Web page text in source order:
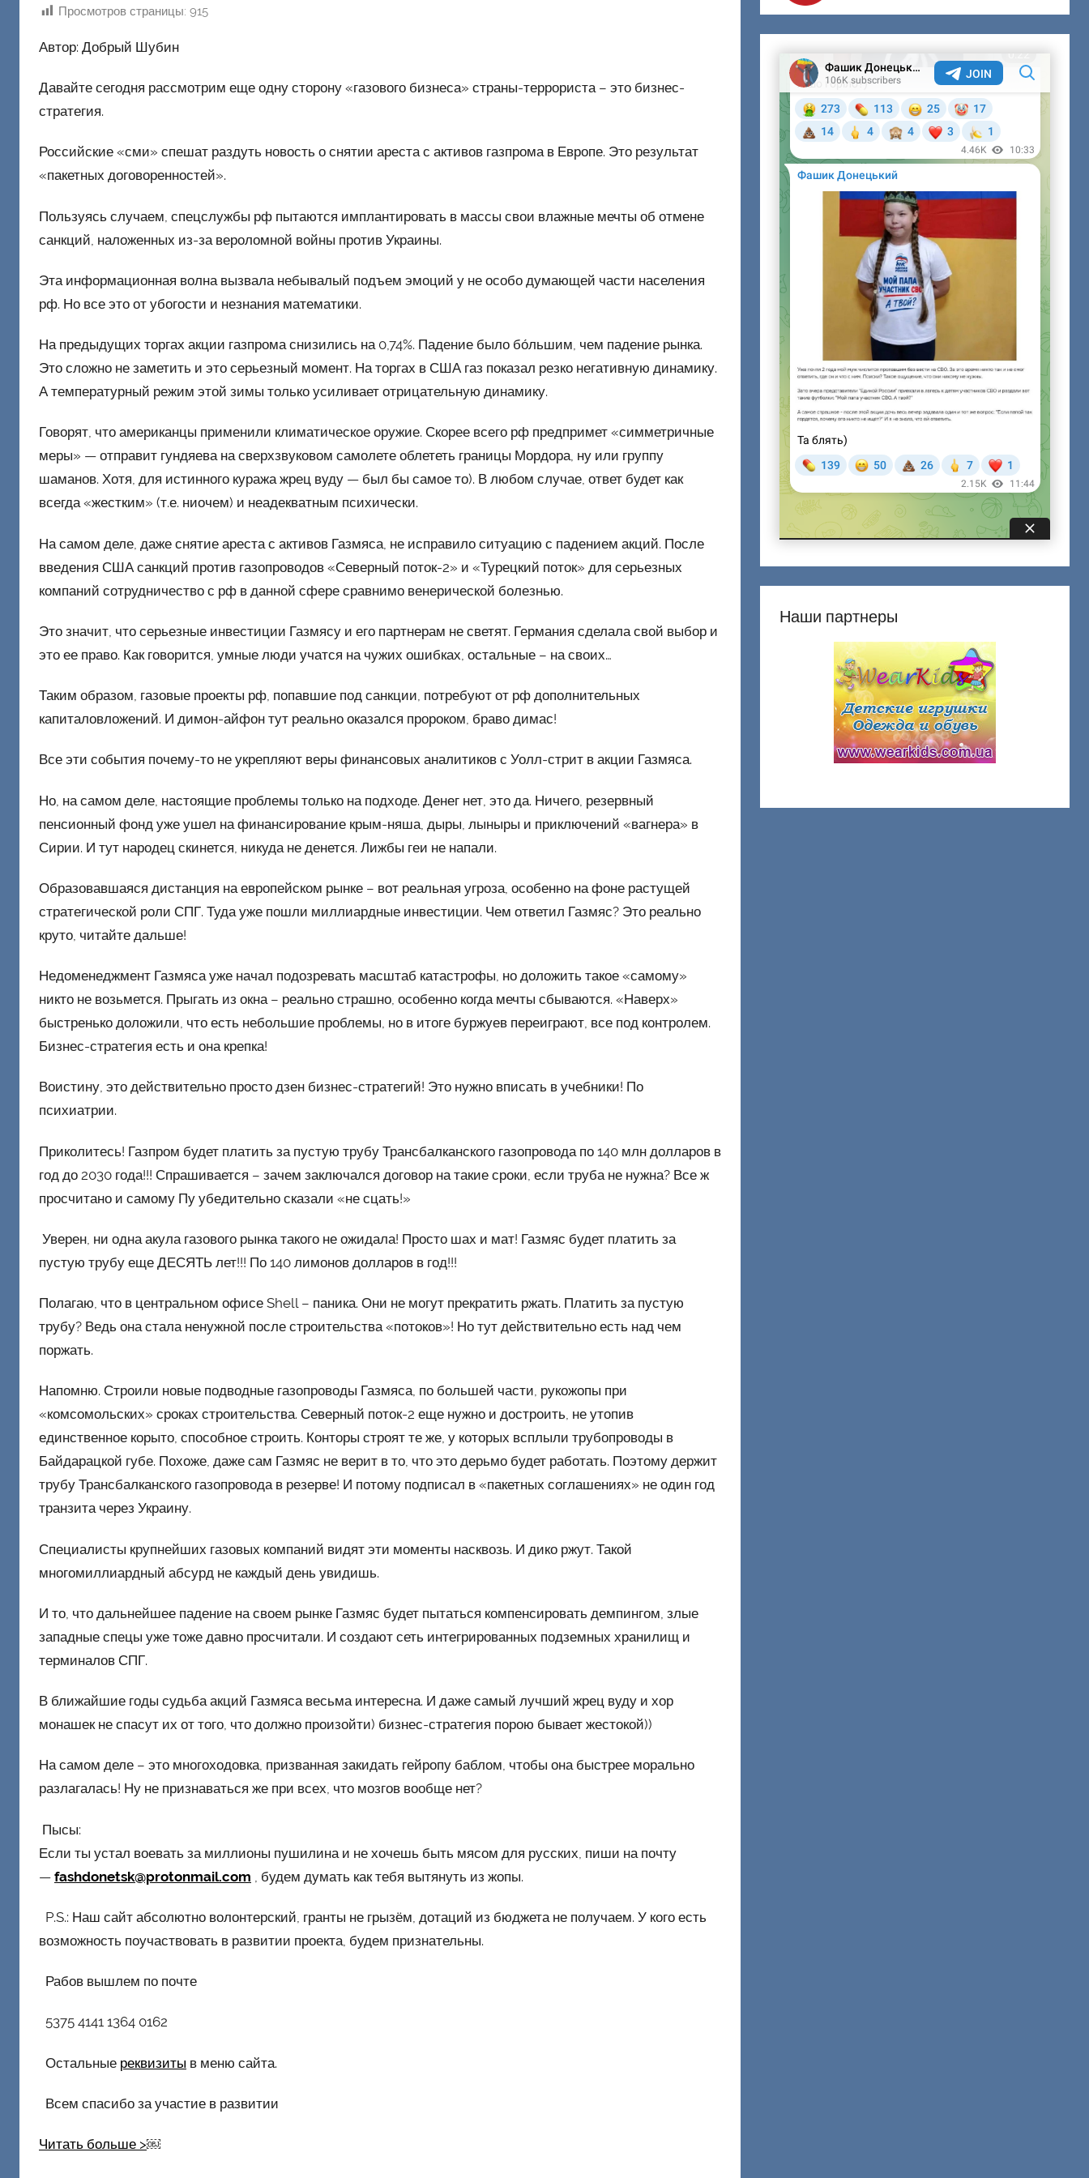
т
о
а
Просмотров страницы: 915
Автор: Добрый Шубин
Давайте сегодня рассмотрим еще одну сторону «газового бизнеса» страны-террориста – это бизнес-
стратегия.
Российские «сми» спешат раздуть новость о снятии ареста с активов газпрома в Европе. Это результат
«пакетных договоренностей».
Пользуясь случаем, спецслужбы рф пытаются имплантировать в массы свои влажные мечты об отмене
санкций, наложенных из-за вероломной войны против Украины.
Эта информационная волна вызвала небывалый подъем эмоций у не особо думающей части населения
рф. Но все это от убогости и незнания математики.
На предыдущих торгах акции газпрома снизились на 0,74%. Падение было бо́льшим, чем падение рынка.
Это сложно не заметить и это серьезный момент. На торгах в США газ показал резко негативную динамику.
А температурный режим этой зимы только усиливает отрицательную динамику.
Говорят, что американцы применили климатическое оружие. Скорее всего рф предпримет «симметричные
меры» — отправит гундяева на сверхзвуковом самолете облететь границы Мордора, ну или группу
шаманов. Хотя, для истинного куража жрец вуду — был бы самое то). В любом случае, ответ будет как
всегда «жестким» (т.е. ниочем) и неадекватным психически.
На самом деле, даже снятие ареста с активов Газмяса, не исправило ситуацию с падением акций. После
введения США санкций против газопроводов «Северный поток-2» и «Турецкий поток» для серьезных
компаний сотрудничество с рф в данной сфере сравнимо венерической болезнью.
Это значит, что серьезные инвестиции Газмясу и его партнерам не светят. Германия сделала свой выбор и
это ее право. Как говорится, умные люди учатся на чужих ошибках, остальные – на своих…
Таким образом, газовые проекты рф, попавшие под санкции, потребуют от рф дополнительных
капиталовложений. И димон-айфон тут реально оказался пророком, браво димас!
Все эти события почему-то не укрепляют веры финансовых аналитиков с Уолл-стрит в акции Газмяса.
Но, на самом деле, настоящие проблемы только на подходе. Денег нет, это да. Ничего, резервный
пенсионный фонд уже ушел на финансирование крым-няша, дыры, лыныры и приключений «вагнера» в
Сирии. И тут народец скинется, никуда не денется. Лижбы геи не напали.
Образовавшаяся дистанция на европейском рынке – вот реальная угроза, особенно на фоне растущей
стратегической роли СПГ. Туда уже пошли миллиардные инвестиции. Чем ответил Газмяс? Это реально
круто, читайте дальше!
Недоменеджмент Газмяса уже начал подозревать масштаб катастрофы, но доложить такое «самому»
никто не возьмется. Прыгать из окна – реально страшно, особенно когда мечты сбываются. «Наверх»
быстренько доложили, что есть небольшие проблемы, но в итоге буржуев переиграют, все под контролем.
Бизнес-стратегия есть и она крепка!
Воистину, это действительно просто дзен бизнес-стратегий! Это нужно вписать в учебники! По
психиатрии.
Приколитесь! Газпром будет платить за пустую трубу Трансбалканского газопровода по 140 млн долларов в
год до 2030 года!!! Спрашивается – зачем заключался договор на такие сроки, если труба не нужна? Все ж
просчитано и самому Пу убедительно сказали «не сцать!»
Уверен, ни одна акула газового рынка такого не ожидала! Просто шах и мат! Газмяс будет платить за
пустую трубу еще ДЕСЯТЬ лет!!! По 140 лимонов долларов в год!!!
Полагаю, что в центральном офисе Shell – паника. Они не могут прекратить ржать. Платить за пустую
трубу? Ведь она стала ненужной после строительства «потоков»! Но тут действительно есть над чем
поржать.
Напомню. Строили новые подводные газопроводы Газмяса, по большей части, рукожопы при
«комсомольских» сроках строительства. Северный поток-2 еще нужно и достроить, не утопив
единственное корыто, способное строить. Конторы строят те же, у которых всплыли трубопроводы в
Байдарацкой губе. Похоже, даже сам Газмяс не верит в то, что это дерьмо будет работать. Поэтому держит
трубу Трансбалканского газопровода в резерве! И потому подписал в «пакетных соглашениях» не один год
транзита через Украину.
Специалисты крупнейших газовых компаний видят эти моменты насквозь. И дико ржут. Такой
многомиллиардный абсурд не каждый день увидишь.
И то, что дальнейшее падение на своем рынке Газмяс будет пытаться компенсировать демпингом, злые
западные спецы уже тоже давно просчитали. И создают сеть интегрированных подземных хранилищ и
терминалов СПГ.
В ближайшие годы судьба акций Газмяса весьма интересна. И даже самый лучший жрец вуду и хор
монашек не спасут их от того, что должно произойти) бизнес-стратегия порою бывает жестокой))
На самом деле – это многоходовка, призванная закидать гейропу баблом, чтобы она быстрее морально
разлагалась! Ну не признаваться же при всех, что мозгов вообще нет?
Пысы:
Если ты устал воевать за миллионы пушилина и не хочешь быть мясом для русских, пиши на почту
— fashdonetsk@protonmail.com , будем думать как тебя вытянуть из жопы.
P.S.: Наш сайт абсолютно волонтерский, гранты не грызём, дотаций из бюджета не получаем. У кого есть
возможность поучаствовать в развитии проекта, будем признательны.
Рабов вышлем по почте
5375 4141 1364 0162
Остальные реквизиты в меню сайта.
Всем спасибо за участие в развитии
Читать больше >￼
Наши партнеры